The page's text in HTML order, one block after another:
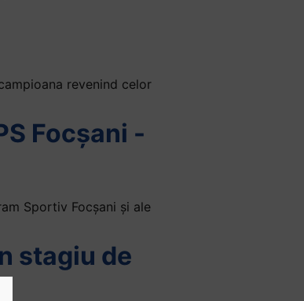
revenind celor
Focşani -
Sportiv Focşani şi ale
stagiu de